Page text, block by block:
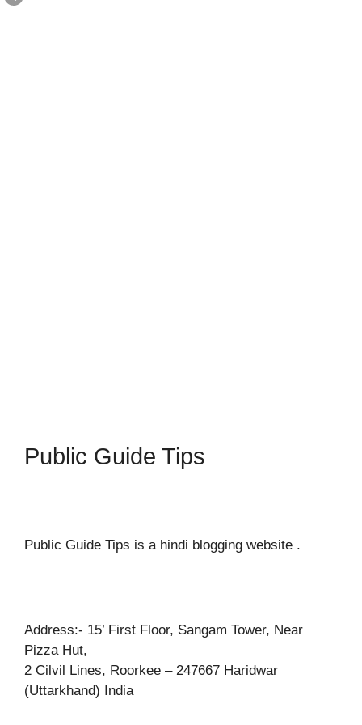
Public Guide Tips
Public Guide Tips is a hindi blogging website .
Address:- 15’ First Floor, Sangam Tower, Near
Pizza Hut,
2 Cilvil Lines, Roorkee – 247667 Haridwar
(Uttarkhand) India